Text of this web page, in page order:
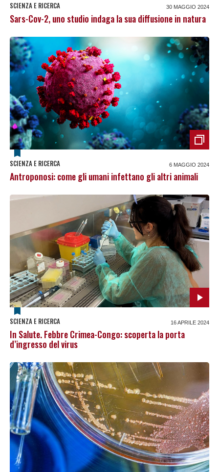
SCIENZA E RICERCA 30 MAGGIO 2024
Sars-Cov-2, uno studio indaga la sua diffusione in natura
SCIENZA E RICERCA 6 MAGGIO 2024
Antroponosi: come gli umani infettano gli altri animali
SCIENZA E RICERCA 16 APRILE 2024
In Salute. Febbre Crimea-Congo: scoperta la porta
d’ingresso del virus